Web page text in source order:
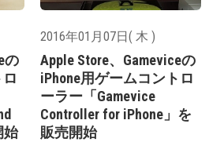
の
始
2016年01月07日( 木 )
Apple Store、Gameviceの
iPhone用ゲームコントロ
ーラー「Gamevice
Controller for iPhone」を
販売開始